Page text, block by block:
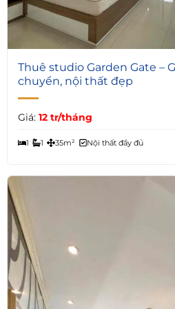
4
Thuê studio Garden Gate –
chuyển, nội thất đẹp
Giá: 12 tr/tháng
1 1 35m² Nội thất đầy đủ